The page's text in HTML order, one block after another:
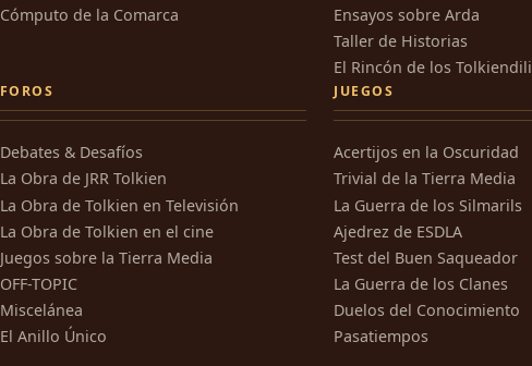
Cómputo de la Comarca
Ensayos sobre Arda
Taller de Historias
El Rincón de los Tolkiendili
FOROS
Debates & Desafíos
La Obra de JRR Tolkien
La Obra de Tolkien en Televisión
La Obra de Tolkien en el cine
Juegos sobre la Tierra Media
OFF-TOPIC
Miscelánea
El Anillo Único
JUEGOS
Acertijos en la Oscuridad
Trivial de la Tierra Media
La Guerra de los Silmarils
Ajedrez de ESDLA
Test del Buen Saqueador
La Guerra de los Clanes
Duelos del Conocimiento
Pasatiempos